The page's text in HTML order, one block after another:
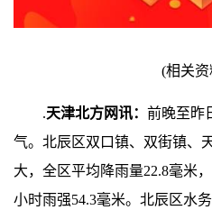
(相关
.天津北方网讯： 前晚至昨
气。北辰区双口镇、双街镇、
大，全区平均降雨量22.8毫米
小时雨强54.3毫米。北辰区水